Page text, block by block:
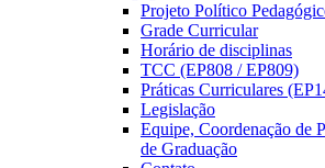
Projeto Político
Grade Curricular
Horário de disciplinas
TCC (EP808 / EP809)
Práticas Curriculares
Legislação
Equipe, Coordenação de
de Graduação